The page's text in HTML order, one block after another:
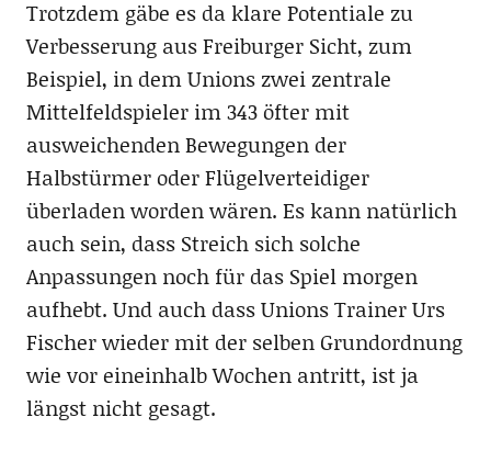
Trotzdem gäbe es da klare Potentiale zu
Verbesserung aus Freiburger Sicht, zum
Beispiel, in dem Unions zwei zentrale
Mittelfeldspieler im 343 öfter mit
ausweichenden Bewegungen der
Halbstürmer oder Flügelverteidiger
überladen worden wären. Es kann natürlich
auch sein, dass Streich sich solche
Anpassungen noch für das Spiel morgen
aufhebt. Und auch dass Unions Trainer Urs
Fischer wieder mit der selben Grundordnung
wie vor eineinhalb Wochen antritt, ist ja
längst nicht gesagt.